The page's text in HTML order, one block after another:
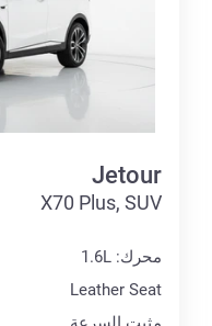
Jetour
X70 Plus, SUV
محرك: 1.6L
Leather Seat